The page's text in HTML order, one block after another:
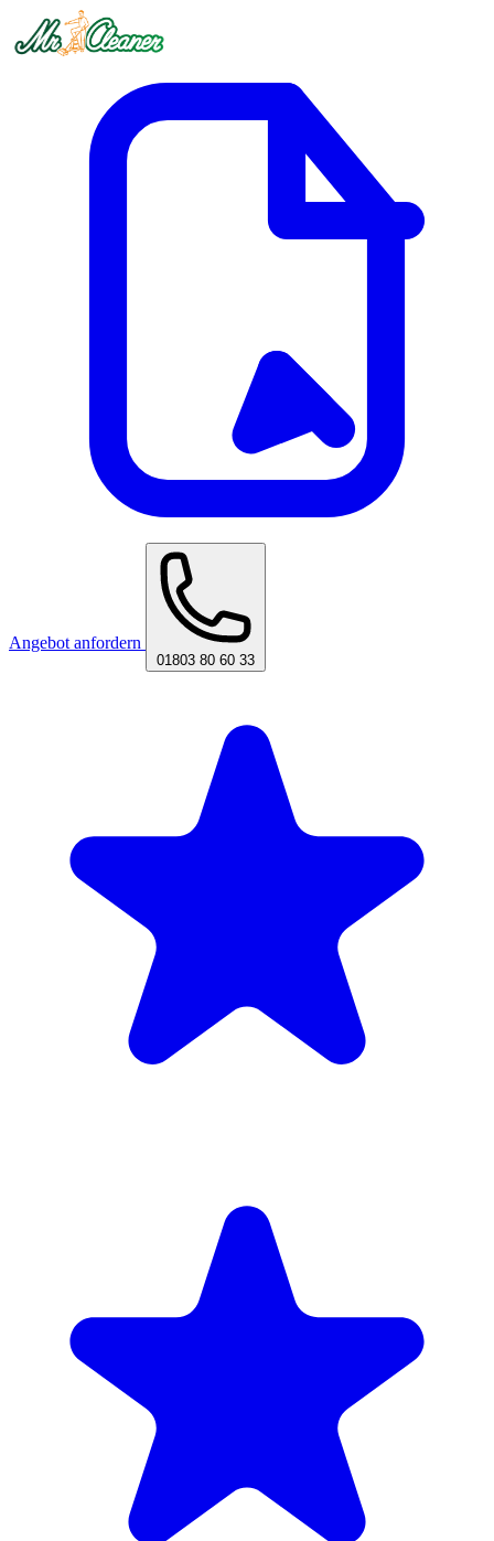
Angebot anfordern
01803 80 60 33